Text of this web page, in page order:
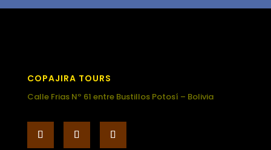
COPAJIRA TOURS
Calle Frias Nº 61 entre Bustillos Potosí – Bolivia